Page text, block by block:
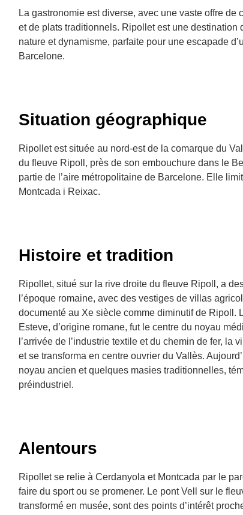
La gastronomie est diverse, avec une vaste offre de
et de plats traditionnels. Ripollet est une destination
nature et dynamisme, parfaite pour une escapade
Barcelone.
Situation géographique
Ripollet est située au nord-est de la comarque du
du fleuve Ripoll, près de son embouchure dans le
partie de l’aire métropolitaine de Barcelone. Elle
Montcada i Reixac.
Histoire et tradition
Ripollet, situé sur la rive droite du fleuve Ripoll, a
l’époque romaine, avec des vestiges de villas
documenté au Xe siècle comme diminutif de Ripoll.
Esteve, d’origine romane, fut le centre du noyau
l’arrivée de l’industrie textile et du chemin de fer, la
et se transforma en centre ouvrier du Vallès.
noyau ancien et quelques masies traditionnelles,
préindustriel.
Alentours
Ripollet se relie à Cerdanyola et Montcada par le
faire du sport ou se promener. Le pont Vell sur le
transformé en musée, sont des points d’intérêt